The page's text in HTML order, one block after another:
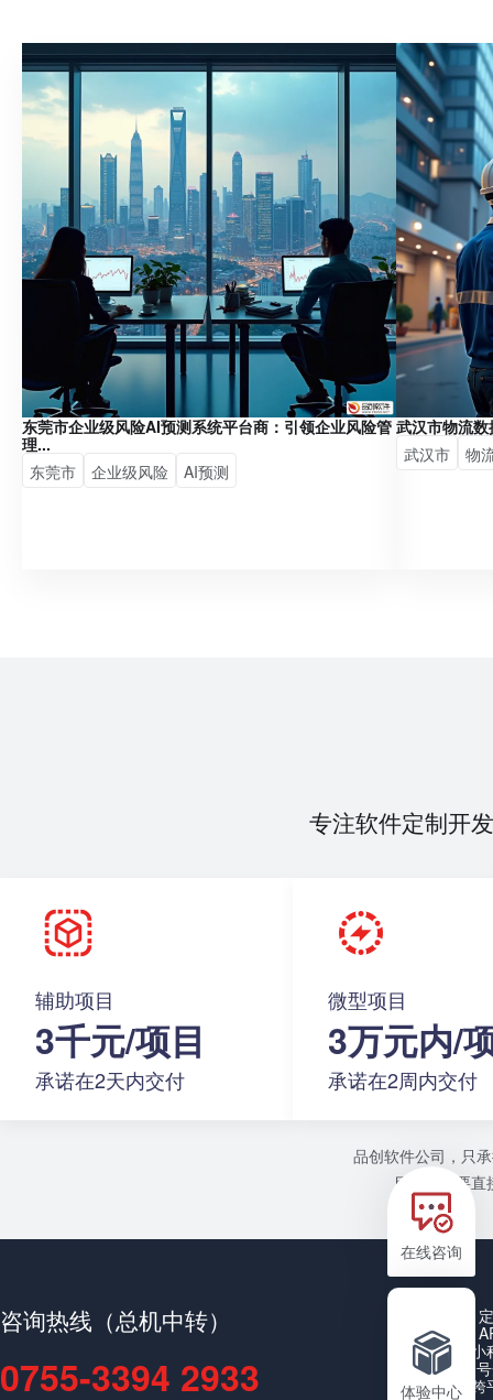
在线咨询
体验中心
东莞市企业级风险AI预测系统平台商：引领企业风险管
理...
东莞市
企业级风险 AI预测
武汉市物流
武汉市
物
专注软件定制开
辅助项目
3千元/项目
承诺在2天内交付
微型项目
3万元内/
承诺在2周内交付
品创软件公司，只
目或者需要
咨询热线（总机中转）
0755-3394 2933
公众